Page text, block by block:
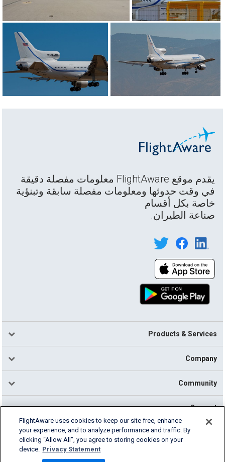
يقدم موقع FlightAware معلومات مفصلة دقيقة
في وقت حدوثها ومعلومات مفصلة سابقة وتبنؤية
خاصة بكل أقسام
صناعة الطيران.
Products & Services
Company
Community
Support
Cookie Settings
FlightAware uses cookies to keep our site free, enhance
your experience, and to analyze performance and traffic. By
clicking “Allow All”, you agree to storing cookies on your
device. Privacy Statement